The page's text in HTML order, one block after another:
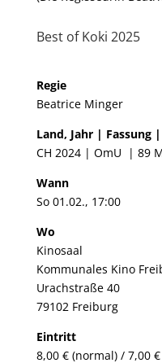
Best of Koki 2025
Regie
Beatrice Minger
Land, Jahr | Fassung
CH 2024 | OmU | 89
Wann
So 01.02., 17:00
Wo
Kinosaal
Kommunales Kino
Urachstraße 40
79102 Freiburg
Eintritt
8,00 € (normal) / 7,00